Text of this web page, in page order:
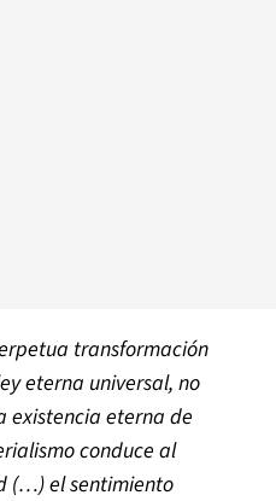
transformación
eterna universal, no
existencia eterna de
conduce al
(…) el sentimiento